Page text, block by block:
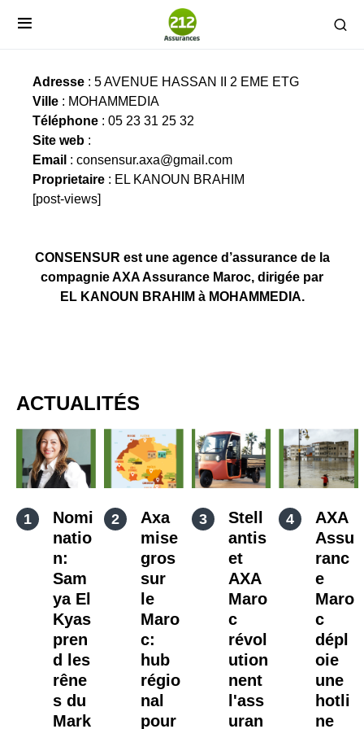
Adresse : 5 AVENUE HASSAN II 2 EME ETG
Ville : MOHAMMEDIA
Téléphone : 05 23 31 25 32
Site web :
Email : consensur.axa@gmail.com
Proprietaire : EL KANOUN BRAHIM
[post-views]
CONSENSUR est une agence d’assurance de la
compagnie AXA Assurance Maroc, dirigée par
EL KANOUN BRAHIM à MOHAMMEDIA.
ACTUALITÉS
Nomi
natio
n:
Sam
ya El
Kyas
pren
d les
rêne
s du
Mark
Axa
mise
gros
sur
le
Maro
c:
hub
régio
nal
pour
Stell
antis
et
AXA
Maro
c
révol
ution
nent
l'ass
uran
AXA
Assu
ranc
e
Maro
c
dépl
oie
une
hotli
ne